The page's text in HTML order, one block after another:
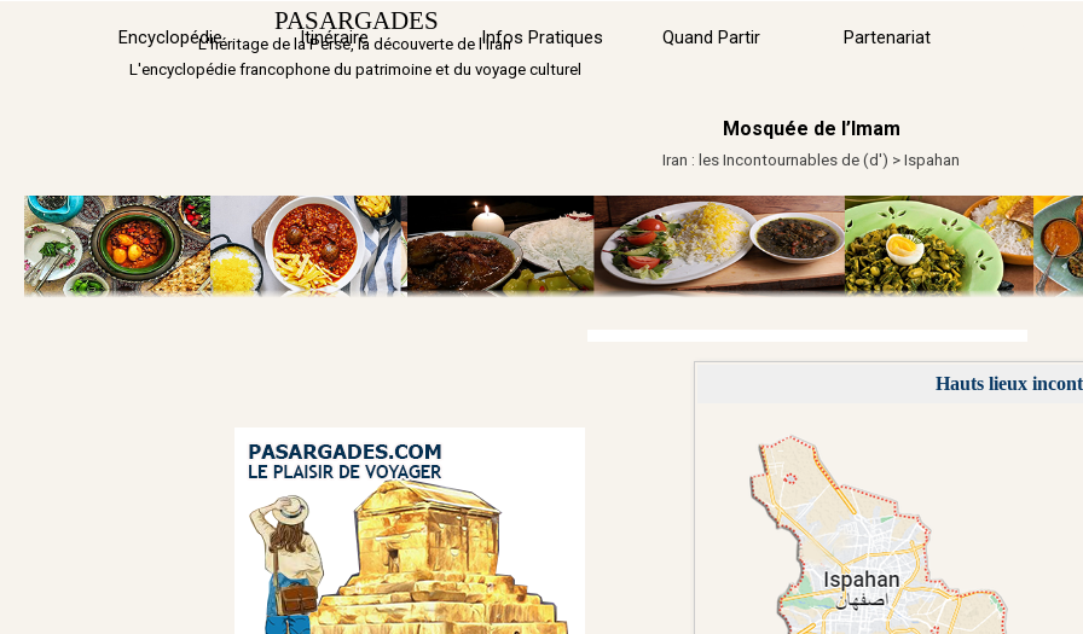
PASARGADES Sauter le menu
Encyclopédie Itinéraire ▼
Infos Pratiques Quand Partir Partenariat
L'héritage de la Perse, la découverte de l'Iran
L'encyclopédie francophone du patrimoine et du voyage culturel
Mosquée de l’Imam
Iran : les Incontournables de (d') > Ispahan
Hauts lieux